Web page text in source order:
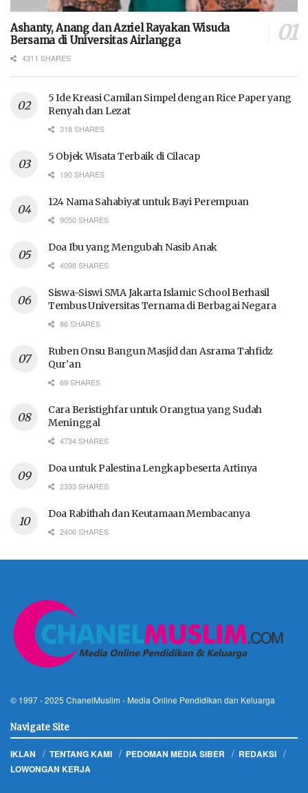
Ashanty, Anang dan Azriel Rayakan Wisuda
Bersama di Universitas Airlangga
4311 SHARES
5 Ide Kreasi Camilan Simpel dengan Rice Paper yang
Renyah dan Lezat
318 SHARES
5 Objek Wisata Terbaik di Cilacap
190 SHARES
124 Nama Sahabiyat untuk Bayi Perempuan
9050 SHARES
Doa Ibu yang Mengubah Nasib Anak
4098 SHARES
Siswa-Siswi SMA Jakarta Islamic School Berhasil
Tembus Universitas Ternama di Berbagai Negara
86 SHARES
Ruben Onsu Bangun Masjid dan Asrama Tahfidz
Qur’an
69 SHARES
Cara Beristighfar untuk Orangtua yang Sudah
Meninggal
4734 SHARES
Doa untuk Palestina Lengkap beserta Artinya
2333 SHARES
Doa Rabithah dan Keutamaan Membacanya
2406 SHARES
© 1997 - 2025 ChanelMuslim - Media Online Pendidikan dan Keluarga
Navigate Site
IKLAN TENTANG KAMI PEDOMAN MEDIA SIBER
REDAKSI
LOWONGAN KERJA